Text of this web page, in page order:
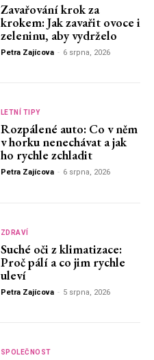
Zavařování krok za
krokem: Jak zavařit ovoce i
zeleninu, aby vydrželo
Petra Zajícova - 6 srpna, 2026
LETNÍ TIPY
Rozpálené auto: Co v něm
v horku nenechávat a jak
ho rychle zchladit
Petra Zajícova - 6 srpna, 2026
ZDRAVÍ
Suché oči z klimatizace:
Proč pálí a co jim rychle
uleví
Petra Zajícova - 5 srpna, 2026
SPOLEČNOST